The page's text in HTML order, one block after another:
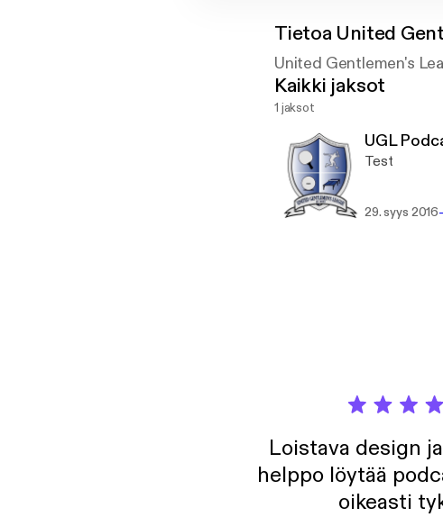
Tietoa United
United Gentlemen's
Kaikki jaksot
1 jaksot
UGL
Test
29. syys 2016
Loistava design
helppo löytää
oikeasti